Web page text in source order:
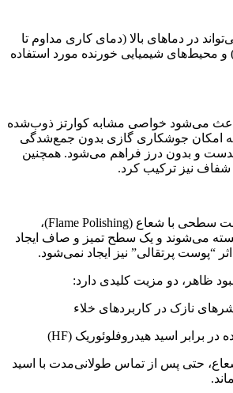
در دماهای بالا (دمای کاری مداوم تا
و محیط‌های شیمیایی خورنده مورد استفاده
باعث می‌شود خواصی مشابه کوارتز ذوب‌شده
امکان جوشکاری گازی بدون جمع‌شدگی
و بدون درز فراهم می‌شود. همچنین
شفاف نیز ترکیب کرد.
در صورت اعمال پرداخت سطحی با شعاع (Flame Polishing)،
می‌شوند و یک سطح تمیز و صاف ایجاد
“پوست پرتقالی” نیز ایجاد نمی‌شود.
ظاهر، دو مزیت کلیدی دارد:
حتی پس از تماس طولانی‌مدت با اسید